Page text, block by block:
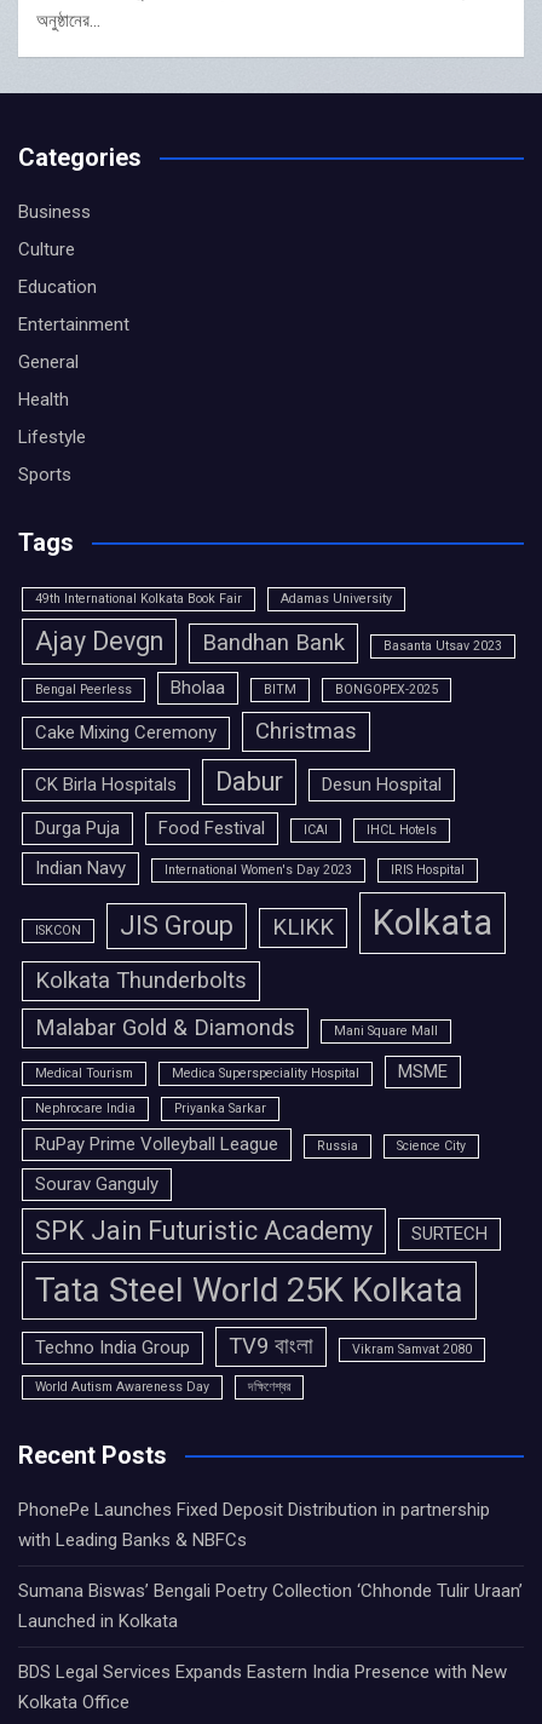
অনুষ্ঠানের…
Categories
Business
Culture
Education
Entertainment
General
Health
Lifestyle
Sports
Tags
49th International Kolkata Book Fair Adamas University
Ajay Devgn Bandhan Bank Basanta Utsav 2023
Bengal Peerless Bholaa BITM BONGOPEX-2025
Cake Mixing Ceremony Christmas
CK Birla Hospitals Dabur
Desun Hospital
Durga Puja
Food Festival ICAI IHCL Hotels
Indian Navy International Women's Day 2023 IRIS Hospital
ISKCON JIS Group KLIKK Kolkata
Kolkata Thunderbolts
Malabar Gold & Diamonds
Mani Square Mall
Medical Tourism Medica Superspeciality Hospital MSME
Nephrocare India Priyanka Sarkar
RuPay Prime Volleyball League Russia Science City
Sourav Ganguly
SPK Jain Futuristic Academy SURTECH
Tata Steel World 25K Kolkata
Techno India Group TV9 বাংলা Vikram Samvat 2080
World Autism Awareness Day দক্ষিণেশ্বর
Recent Posts
PhonePe Launches Fixed Deposit Distribution in partnership
with Leading Banks & NBFCs
Sumana Biswas’ Bengali Poetry Collection ‘Chhonde Tulir Uraan’
Launched in Kolkata
BDS Legal Services Expands Eastern India Presence with New
Kolkata Office